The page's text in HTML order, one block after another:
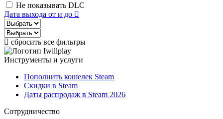
Не показывать DLC
Дата выхода от и до
сбросить все фильтры
Инструменты и услуги
Пополнить кошелек Steam
Скидки в Steam
Даты распродаж в Steam 2026
Сотрудничество